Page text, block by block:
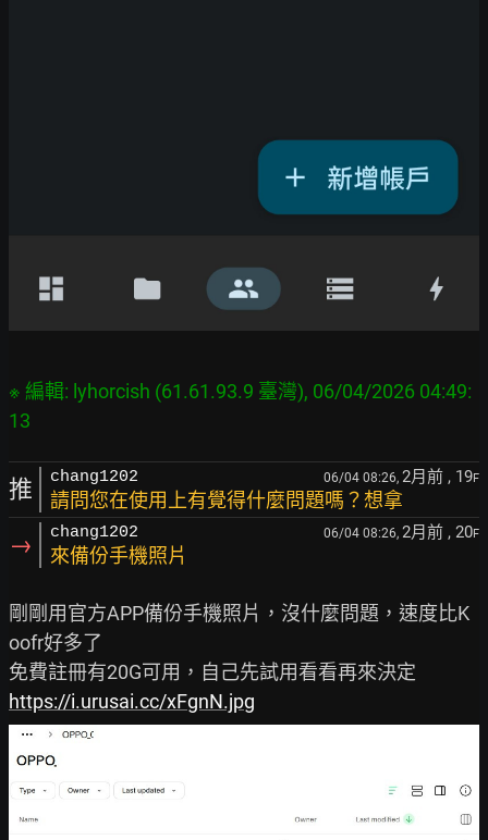
※ 編輯: lyhorcish (61.61.93.9 臺灣), 06/04/2026 04:49:
推 chang1202 06/04 08:26, 2月前 , 19F
請問您在使用上有覺得什麼問題嗎？想拿
→ chang1202 06/04 08:26, 2月前 , 20F
來備份手機照片
剛剛用官方APP備份手機照片，沒什麼問題，速度比K
oofr好多了
https://i.urusai.cc/xFgnN.jpg